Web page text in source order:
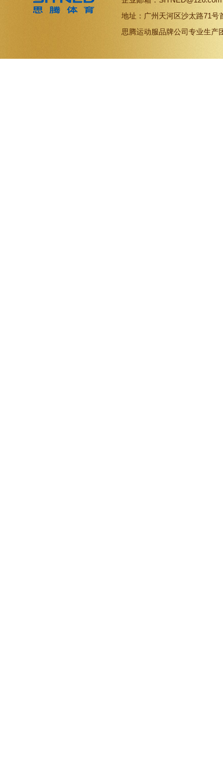
地址：广州天河区沙太路71号
思腾运动服品牌公司专业生产